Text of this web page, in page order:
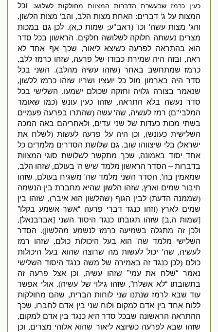
כעין כרמז שבעשרת הדברות המצוות מחולקות לשלוש: 'וכל
המצות על ג' דברים: האחת מצות הלב, והב'מצות הלשון,
והג' מצות עשה'וכו ' (ראב"ע;שמות כ, א).לכן גם במכות
מצרים נעשתה חלוקה לשלושה חלקים.הראשון בכל סדר
הוא בהתראה לפרעה כשיצא ליאור,שכך אף אחד לא
ראה,ובזה היה שמירת כבודו של פרעה,שזהו כרמז ללב,
כרמז שמתחשב באחר(שזהו עשיה מהלב).השני בכל
סדר היה בארמון מול כל יועציו ושריו שזהו כרמז ללשון,
שנאמר בצורה גלויה וחזקה שכולם ישמעו.השלישי בכל
סדר נעשה בלא התראה,שזהו כעין עונש(כמו שאומר
המלבי"ם)רמז לעשיה,שה'עשה(שהתרו בפרעה פעמיים
בשתי מכות כעדות של שני עדים,ולאחריהם באה המכה
השלישית כעונש),וכן היה על פרעה לעשות(לשלח את
ישראל)בלי שיצווהו שוב.גם שלושת הסדרים מלמדים כל
אחד יסוד באמונה,שכך מתקשר לשלושת סוגי המצוות
בדברות – הסדר הראשון מלמד שיש ה'בעולם,שזהו הלב,
שמאמין בה'.הסדר השני מלמד שה'משגיח בעולם,שזהו
חיבור שמים וארץ,שזהו הלשון שהיא מחברת בין הנשמה
שממנה הדעת)לבין הגוף(שהלשון הוא איבר),שזהו בין
שמים לארץ(וזהו כנגד דברי פרעה “אשר אשמע בקלו”
שמות ה ב]שזהו תגובתו כנגד היסוד השני[אברבנאל],
ולכן זה מתגלה בשמיעה כרמז לנשמע מהלשון).הסדר
השלישי מלמד שה'הוא בעל היכולות כולם,שזהו רמז
לעשיה,שה'יכול לעשות מה שרוצה שהוא בעל היכולות
כולם(לכן כנגד זה באמירה של משה כנגד היסוד השלישי
נאמר “שלח את עמי” שזהו עשיה,וכן אצל פרעה זה
בתשובתו “לא אשלח”,שזהו גילוי של עשיה).אולי אפשר
עוד שבא לרמז שנתנו שני לוחות הברית,שהם מחולקות
ללוח אחד בין אדם למקום ולוח שני בין אדם לחברו,שכך
ההתראה הראשונה שבכל סדר היא כנגד בין אדם למקום,
שזהו שבא לפרעה כשיוצא ליאור שהוא אלוהי מצרים,וכן